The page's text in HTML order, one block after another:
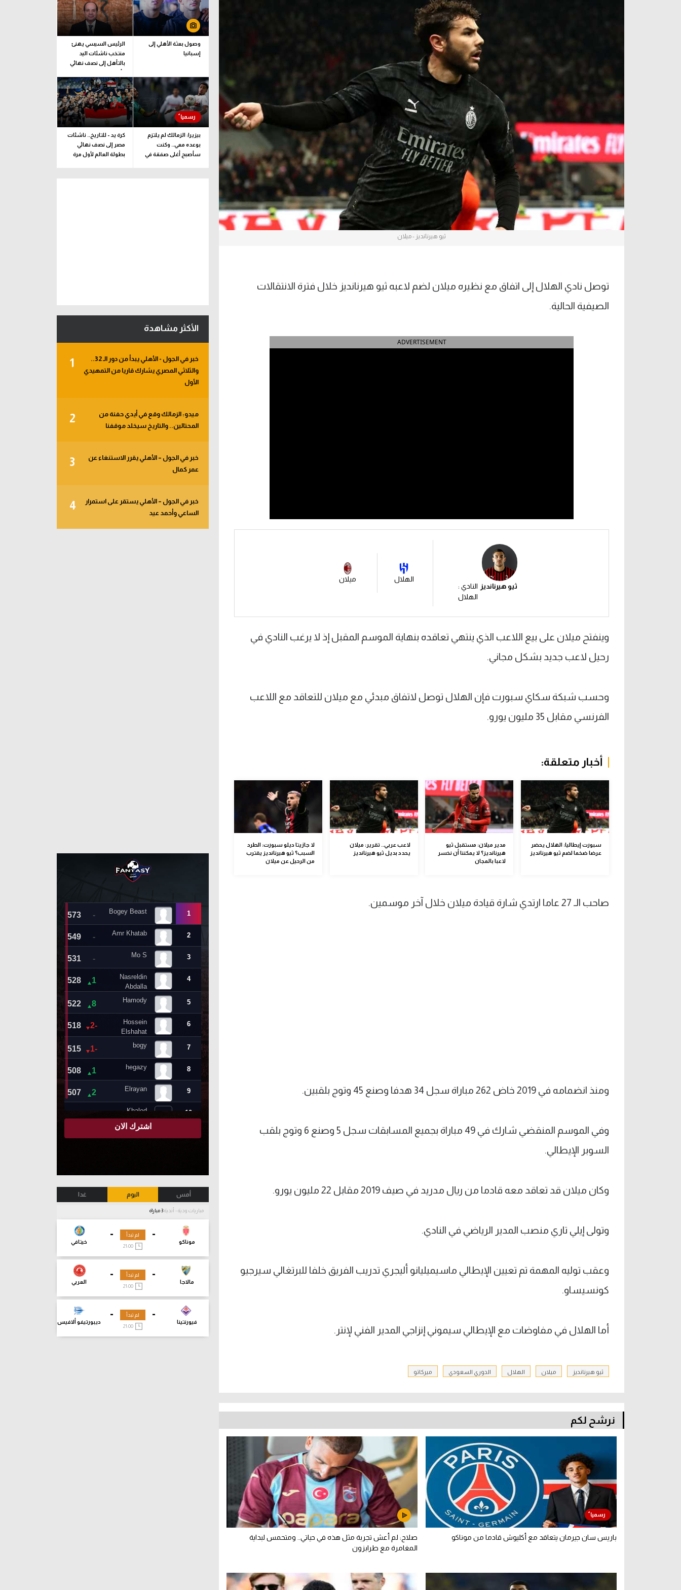
الدوري السعودي للمحترفين
دوري أبطال أوروبا
دوري أبطال إفريقيا
كل البطولات
رياضات أخرى
ثيو هيرنانديز - ميلان
توصل نادي الهلال إلى اتفاق مع نظيره ميلان لضم لاعبه ثيو هيرنانديز خلال فترة الانتقالات
الصيفية الحالية.
ADVERTISEMENT
ثيو هيرنانديز النادي :
الهلال
الهلال ميلان
وينفتح ميلان على بيع اللاعب الذي ينتهي تعاقده بنهاية الموسم المقبل إذ لا يرغب النادي في
رحيل لاعب جديد بشكل مجاني.
وحسب شبكة سكاي سبورت فإن الهلال توصل لاتفاق مبدئي مع ميلان للتعاقد مع اللاعب
الفرنسي مقابل 35 مليون يورو.
أخبار متعلقة:
سبورت إيطاليا: الهلال يحضر
عرضا ضخما لضم ثيو هيرنانديز
مدير ميلان: مستقبل ثيو
هيرنانديز؟ لا يمكننا أن نخسر
لاعبا بالمجان
لاعب عربي.. تقرير: ميلان
يحدد بديل ثيو هيرنانديز
لا جازيتا ديلو سبورت: الطرد
السبب؟ ثيو هيرنانديز يقترب
من الرحيل عن ميلان
صاحب الـ 27 عاما ارتدي شارة قيادة ميلان خلال آخر موسمين.
ومنذ انضمامه في 2019 خاض 262 مباراة سجل 34 هدفا وصنع 45 وتوج بلقبين.
وفي الموسم المنقضي شارك في 49 مباراة بجميع المسابقات سجل 5 وصنع 6 وتوج بلقب
السوبر الإيطالي.
وكان ميلان قد تعاقد معه قادما من ريال مدريد في صيف 2019 مقابل 22 مليون يورو.
وتولى إيلي تاري منصب المدير الرياضي في النادي.
وعقب توليه المهمة تم تعيين الإيطالي ماسيميليانو أليجري تدريب الفريق خلفا للبرتغالي سيرجيو
كونسيساو.
أما الهلال في مفاوضات مع الإيطالي سيموني إنزاجي المدير الفني لإنتر.
ثيو هيرنانديز ميلان الهلال الدوري السعودي ميركاتو
نرشح لكم
باريس سان جيرمان يتعاقد مع أكليوش قادما من موناكو
صلاح: لم أعش تجربة مثل هذه في حياتي.. ومتحمس لبداية
المغامرة مع طرابزون
وصول بعثة الأهلي إلى
إسبانيا
الرئيس السيسي يهنئ
منتخب ناشئات اليد
بالتأهل إلى نصف نهائي
كأس العالم
بيزيرا: الزمالك لم يلتزم
بوعده معي.. وكنت
سأصبح أغلى صفقة في
كرة يد - للتاريخ.. ناشئات
مصر إلى نصف نهائي
بطولة العالم لأول مرة
الأكثر مشاهدة
1
خبر في الجول - الأهلي يبدأ من دور الـ 32..
والثلاثي المصري يشارك قاريا من التمهيدي
الأول
2
ميدو: الزمالك وقع في أيدي حفنة من
المحتالين.. والتاريخ سيخلد موقفنا
3
خبر في الجول – الأهلي يقرر الاستنغاء عن
عمر كمال
4
خبر في الجول – الأهلي يستقر على استمرار
الساعي وأحمد عيد
أمس اليوم غدا
مباريات ودية - أندية
-
موناكو
-
خيتافي
لم تبدأ
-
مالاجا
-
العربي
لم تبدأ
-
فيورنتينا
-
ديبورتيفو ألافيس
لم تبدأ